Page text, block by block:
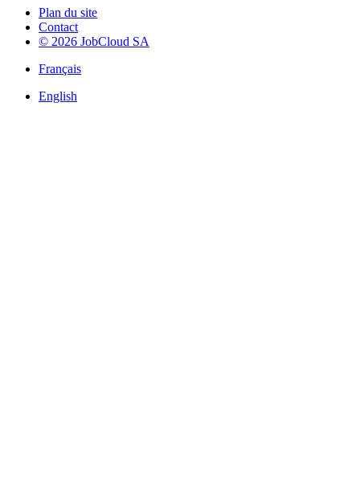
Plan du site
Contact
© 2026 JobCloud SA
Français
English